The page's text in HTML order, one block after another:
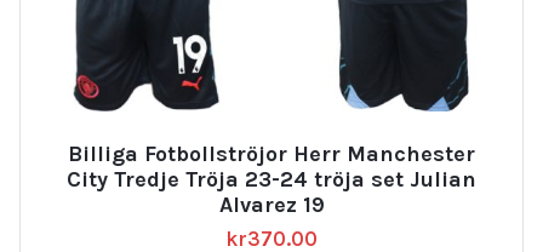
Billiga Fotbollströjor Herr Manchester
City Tredje Tröja 23-24 tröja set Julian
Alvarez 19
kr370.00